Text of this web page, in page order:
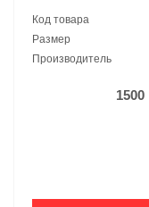
Код товара
Размер
Производитель
1500